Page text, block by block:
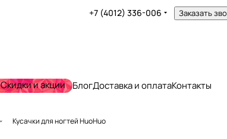
+7 (4012) 336-006 Заказать
Скидки и акции БлогДоставка и оплатаКонтакты
Кусачки для ногтей HuoHuo